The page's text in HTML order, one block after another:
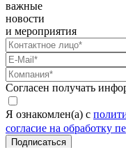
важные
новости
и мероприятия
Согласен получать
Я ознакомлен(а) с
согласие на обработку
Подписаться